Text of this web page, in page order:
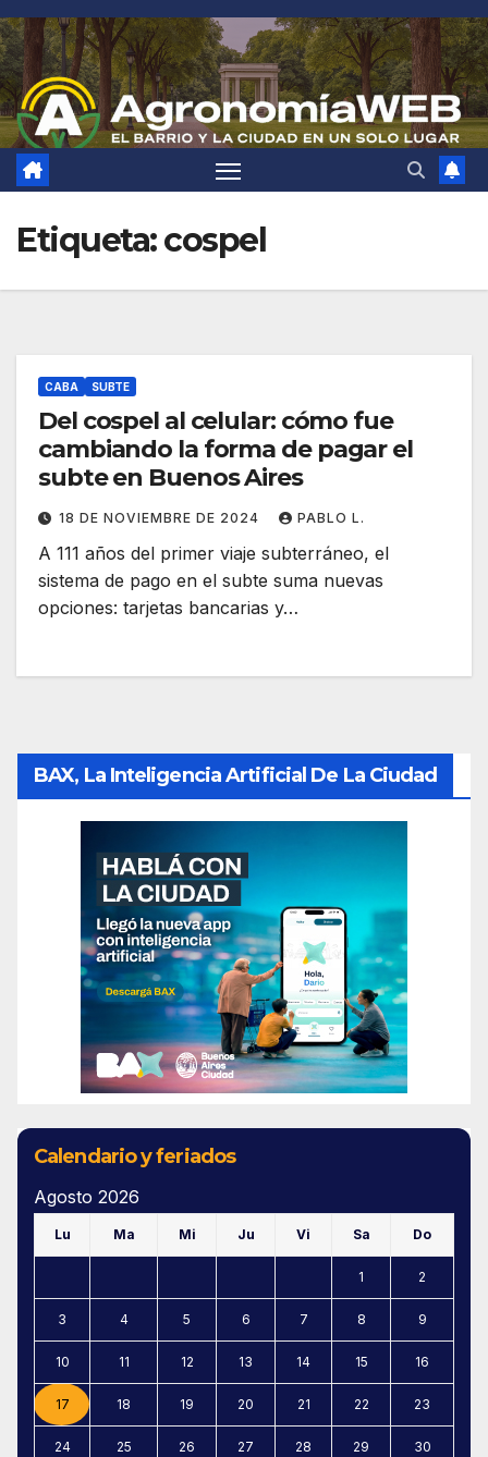
Saltar
al
contenido
Etiqueta:cospel
CABA SUBTE
Del cospel al celular: cómo fue
cambiando la forma de pagar el
subte en Buenos Aires
18 DE NOVIEMBRE DE 2024 PABLO L.
A 111 años del primer viaje subterráneo, el
sistema de pago en el subte suma nuevas
opciones: tarjetas bancarias y…
BAX, La Inteligencia Artificial De La Ciudad
Calendario y feriados
Agosto 2026
Lu Ma Mi Ju Vi Sa Do
1 2
3 4 5 6 7 8 9
10 11 12 13 14 15 16
17 18 19 20 21 22 23
24 25 26 27 28 29 30